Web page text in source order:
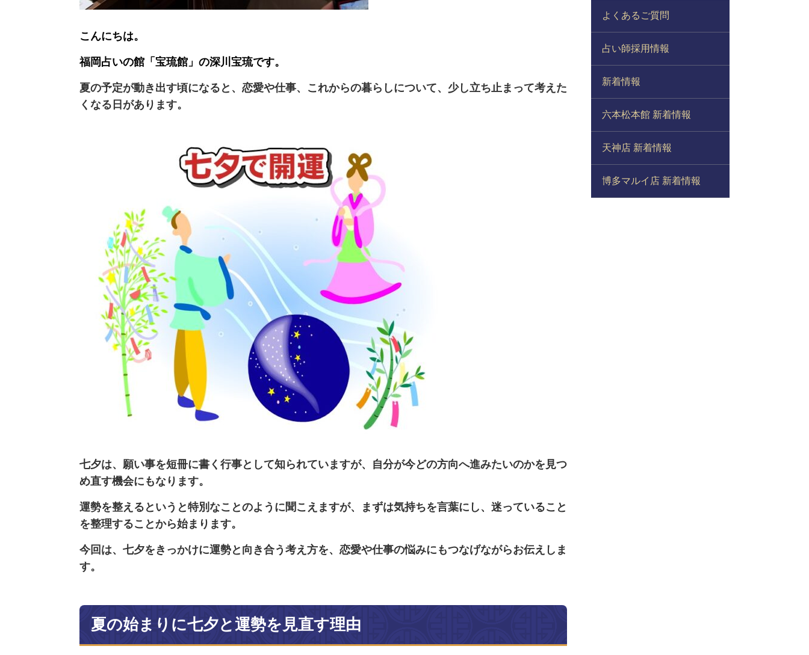
こんにちは。
福岡占いの館「宝琉館」の深川宝琉です。
夏の予定が動き出す頃になると、恋愛や仕事、これからの暮らしについて、少し立ち止まって考えた
くなる日があります。
七夕は、願い事を短冊に書く行事として知られていますが、自分が今どの方向へ進みたいのかを見つ
め直す機会にもなります。
運勢を整えるというと特別なことのように聞こえますが、まずは気持ちを言葉にし、迷っていること
を整理することから始まります。
今回は、七夕をきっかけに運勢と向き合う考え方を、恋愛や仕事の悩みにもつなげながらお伝えしま
す。
夏の始まりに七夕と運勢を見直す理由
よくあるご質問
占い師採用情報
新着情報
六本松本館 新着情報
天神店 新着情報
博多マルイ店 新着情報